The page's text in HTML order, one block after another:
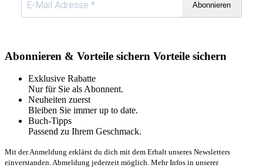
Abonnieren
Abonnieren & Vorteile sichern Vorteile sichern
Exklusive Rabatte
Nur für Sie als Abonnent.
Neuheiten zuerst
Bleiben Sie immer up to date.
Buch-Tipps
Passend zu Ihrem Geschmack.
Mit der Anmeldung erklärst du dich mit dem Erhalt unseres Newsletters
einverstanden. Abmeldung jederzeit möglich. Mehr Infos in unserer